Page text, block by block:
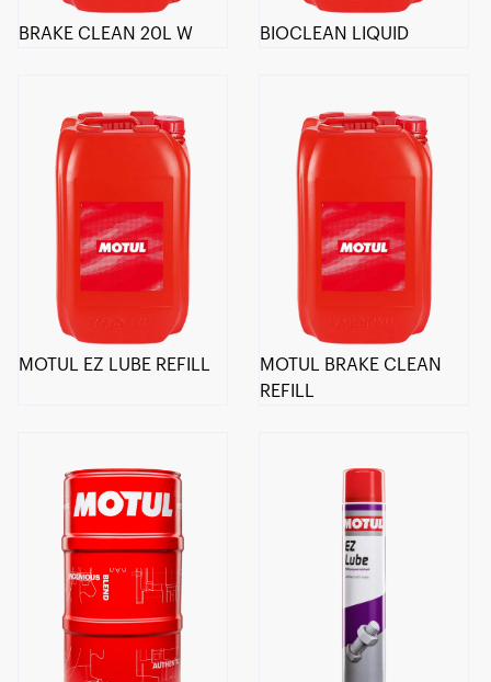
BRAKE CLEAN 20L W BIOCLEAN LIQUID
MOTUL EZ LUBE REFILL
MOTUL BRAKE CLEAN
REFILL